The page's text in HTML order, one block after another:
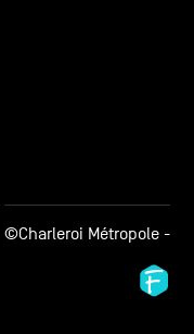
©Charleroi Métropole -